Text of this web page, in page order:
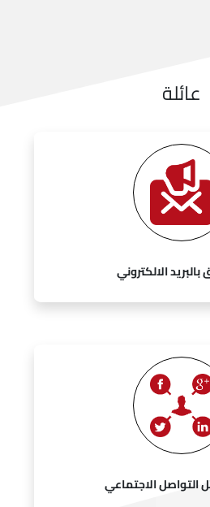
عائلة
الالكتروني
التواصل الاجتماعي